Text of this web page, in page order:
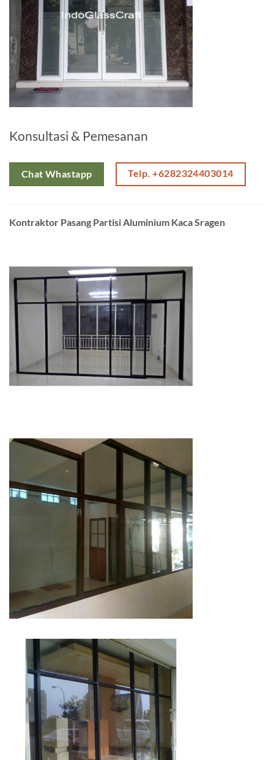
Konsultasi & Pemesanan
Chat Whastapp Telp. +6282324403014
Kontraktor Pasang Partisi Aluminium Kaca Sragen